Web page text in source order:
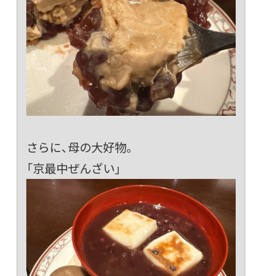
さらに、母の大好物。
「京最中ぜんざい」